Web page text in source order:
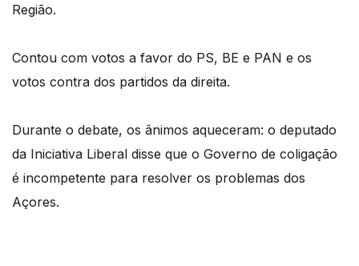
Região.
Contou com votos a favor do PS, BE e PAN e os
votos contra dos partidos da direita.
Durante o debate, os ânimos aqueceram: o deputado
da Iniciativa Liberal disse que o Governo de coligação
é incompetente para resolver os problemas dos
Açores.